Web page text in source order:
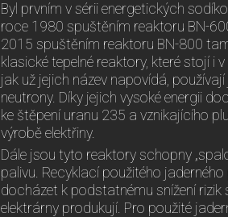
Byl prvním v sérii energetických
roce 1980 spuštěním reaktoru BN-
2015 spuštěním reaktoru BN-800
klasické tepelné reaktory, které stojí i
jak už jejich název napovídá,
neutrony. Díky jejich vysoké energii
ke štěpení uranu 235 a vznikajícího
výrobě elektřiny.
Dále jsou tyto reaktory schopny
palivu. Recyklací použitého
docházet k podstatnému snížení
elektrárny produkují. Pro použité